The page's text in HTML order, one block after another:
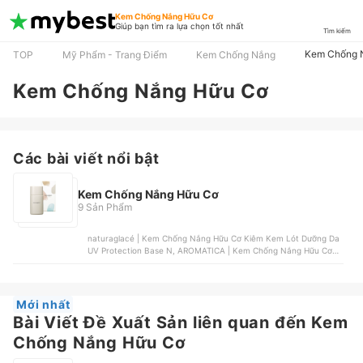
Kem Chống Nắng Hữu Cơ
Giúp bạn tìm ra lựa chọn tốt nhất
Tìm kiếm
TOP Mỹ Phẩm - Trang Điểm Kem Chống Nắng Kem Chống
Kem Chống Nắng Hữu Cơ
Các bài viết nổi bật
Kem Chống Nắng Hữu Cơ
9 Sản Phẩm
naturaglacé | Kem Chống Nắng Hữu Cơ Kiêm Kem Lót Dưỡng Da
UV Protection Base N, AROMATICA | Kem Chống Nắng Hữu Cơ
Mới nhất
Bài Viết Đề Xuất Sản liên quan đến Kem
Chống Nắng Hữu Cơ